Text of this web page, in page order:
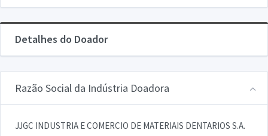
Detalhes do Doador
Razão Social da Indústria Doadora
JJGC INDUSTRIA E COMERCIO DE MATERIAIS DENTARIOS S.A.